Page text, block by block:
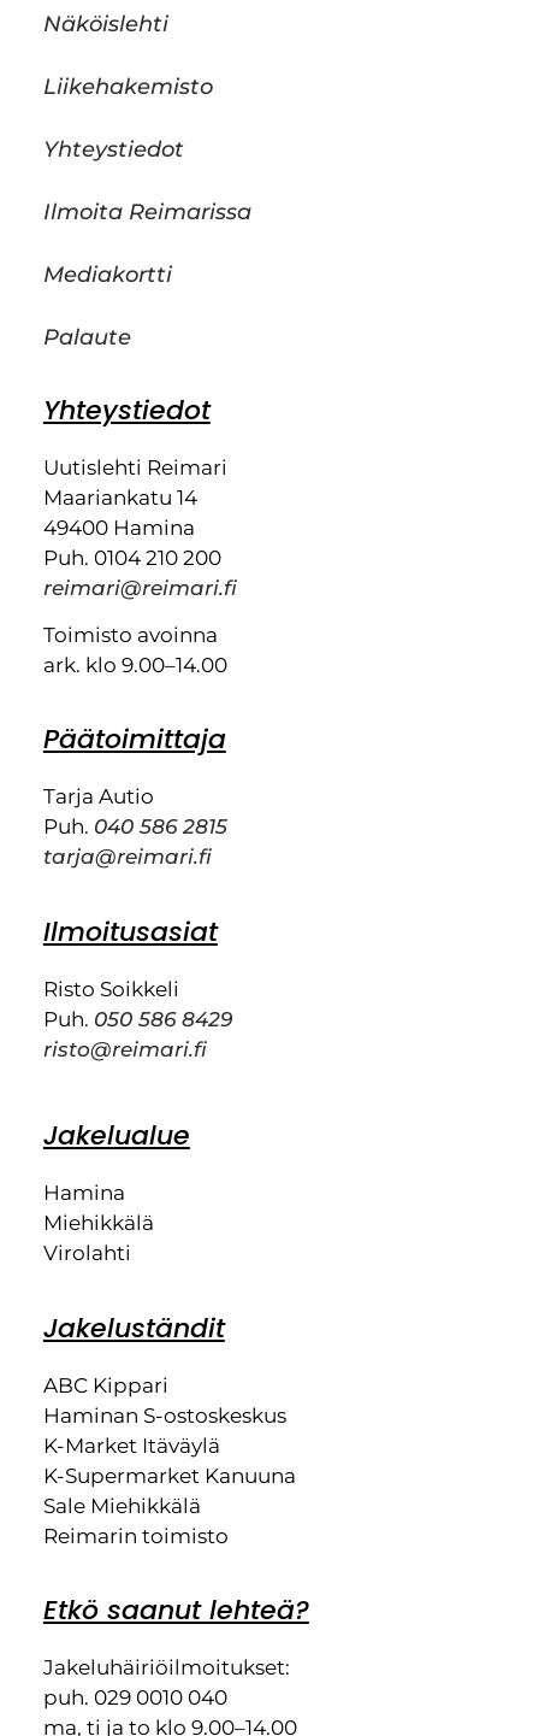
Näköislehti
Liikehakemisto
Yhteystiedot
Ilmoita Reimarissa
Mediakortti
Palaute
Yhteystiedot
Uutislehti Reimari
Maariankatu 14
49400 Hamina
Puh. 0104 210 200
reimari@reimari.fi
Toimisto avoinna
ark. klo 9.00–14.00
Päätoimittaja
Tarja Autio
Puh. 040 586 2815
tarja@reimari.fi
Ilmoitusasiat
Risto Soikkeli
Puh. 050 586 8429
risto@reimari.fi
Jakelualue
Hamina
Miehikkälä
Virolahti
Jakeluständit
ABC Kippari
Haminan S-ostoskeskus
K-Market Itäväylä
K-Supermarket Kanuuna
Sale Miehikkälä
Reimarin toimisto
Etkö saanut lehteä?
Jakeluhäiriöilmoitukset:
puh. 029 0010 040
ma, ti ja to klo 9.00–14.00